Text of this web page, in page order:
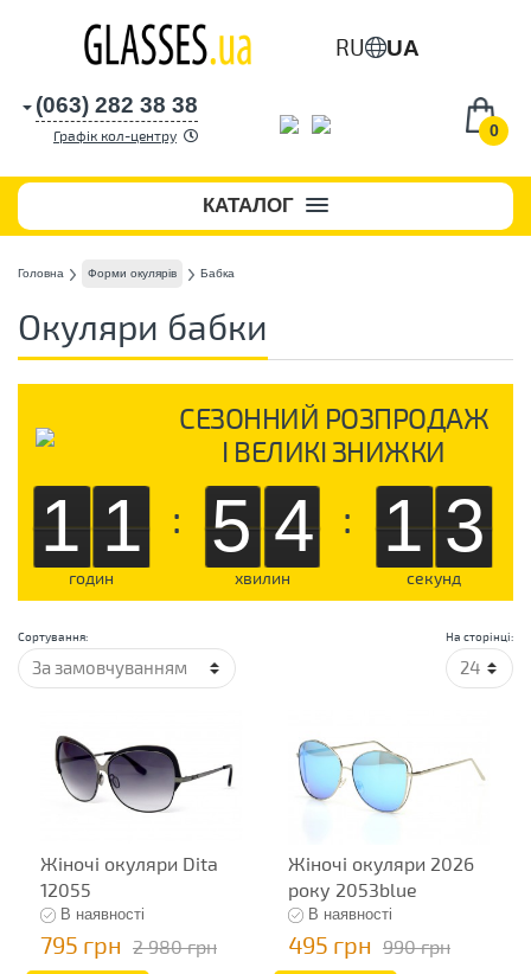
RU UA
0
(063) 282 38 38
Графік кол-центру
КАТАЛОГ
Головна Форми окулярів Бабка
Окуляри бабки
СЕЗОННИЙ РОЗПРОДАЖ
І ВЕЛИКІ ЗНИЖКИ
11
годин
: 54
хвилин
: 12
секунд
На сторінці:
Сортування:
Жіночі окуляри Dita
12055
В наявності
795 грн 2 980 грн
Жіночі окуляри 2026
року 2053blue
В наявності
495 грн 990 грн